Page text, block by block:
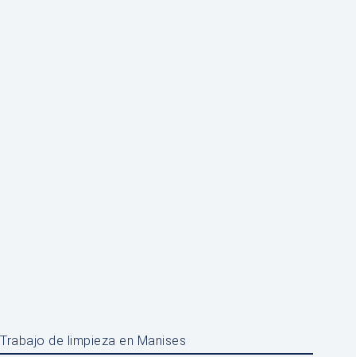
Trabajo de limpieza en Manises